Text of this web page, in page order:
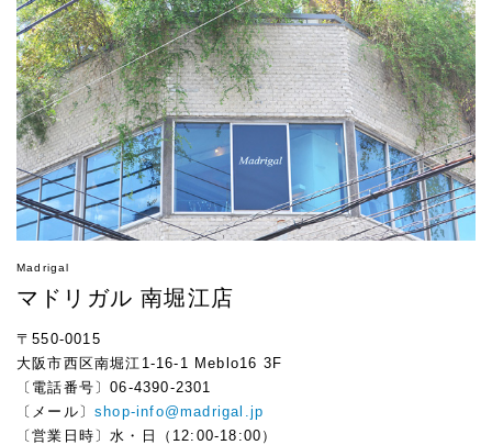
Madrigal
マドリガル 南堀江店
〒550-0015
大阪市西区南堀江1-16-1 Meblo16 3F
〔電話番号〕06-4390-2301
〔メール〕 shop-info@madrigal.jp
〔営業日時〕水・日（12:00-18:00）